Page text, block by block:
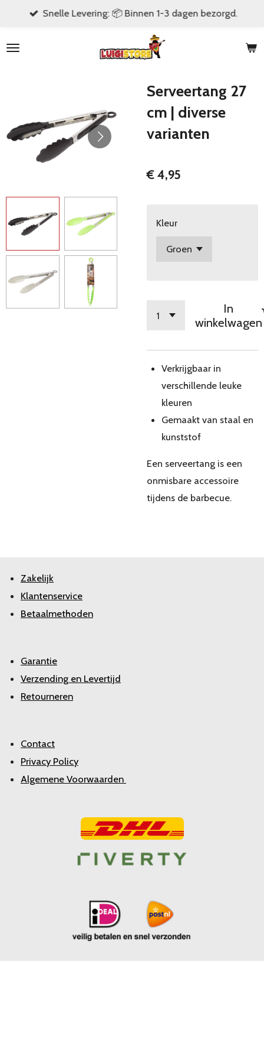
naar
Snelle Levering: 📦 Binnen 1-3 dagen bezorgd.
Serveertang 27
cm | diverse
varianten
€ 4,95
Kleur
In
winkelwagen
Verkrijgbaar in
verschillende leuke
kleuren
Gemaakt van staal en
kunststof
Een serveertang is een
onmisbare accessoire
tijdens de barbecue.
Zakelijk
Klantenservice
Betaalmethoden
Garantie
Verzending en Levertijd
Retourneren
Contact
Privacy Policy
Algemene Voorwaarden